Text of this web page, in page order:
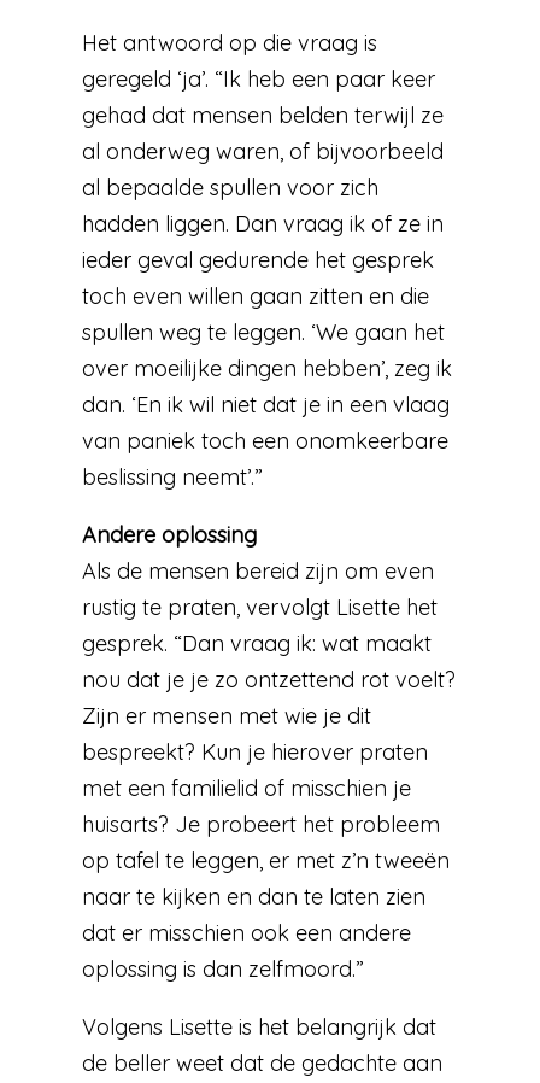
Het antwoord op die vraag is
geregeld ‘ja’. “Ik heb een paar keer
gehad dat mensen belden terwijl ze
al onderweg waren, of bijvoorbeeld
al bepaalde spullen voor zich
hadden liggen. Dan vraag ik of ze in
ieder geval gedurende het gesprek
toch even willen gaan zitten en die
spullen weg te leggen. ‘We gaan het
over moeilijke dingen hebben’, zeg ik
dan. ‘En ik wil niet dat je in een vlaag
van paniek toch een onomkeerbare
beslissing neemt’.”
Andere oplossing
Als de mensen bereid zijn om even
rustig te praten, vervolgt Lisette het
gesprek. “Dan vraag ik: wat maakt
nou dat je je zo ontzettend rot voelt?
Zijn er mensen met wie je dit
bespreekt? Kun je hierover praten
met een familielid of misschien je
huisarts? Je probeert het probleem
op tafel te leggen, er met z’n tweeën
naar te kijken en dan te laten zien
dat er misschien ook een andere
oplossing is dan zelfmoord.”
Volgens Lisette is het belangrijk dat
de beller weet dat de gedachte aan